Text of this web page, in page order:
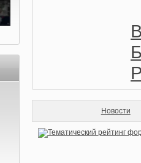
Новости